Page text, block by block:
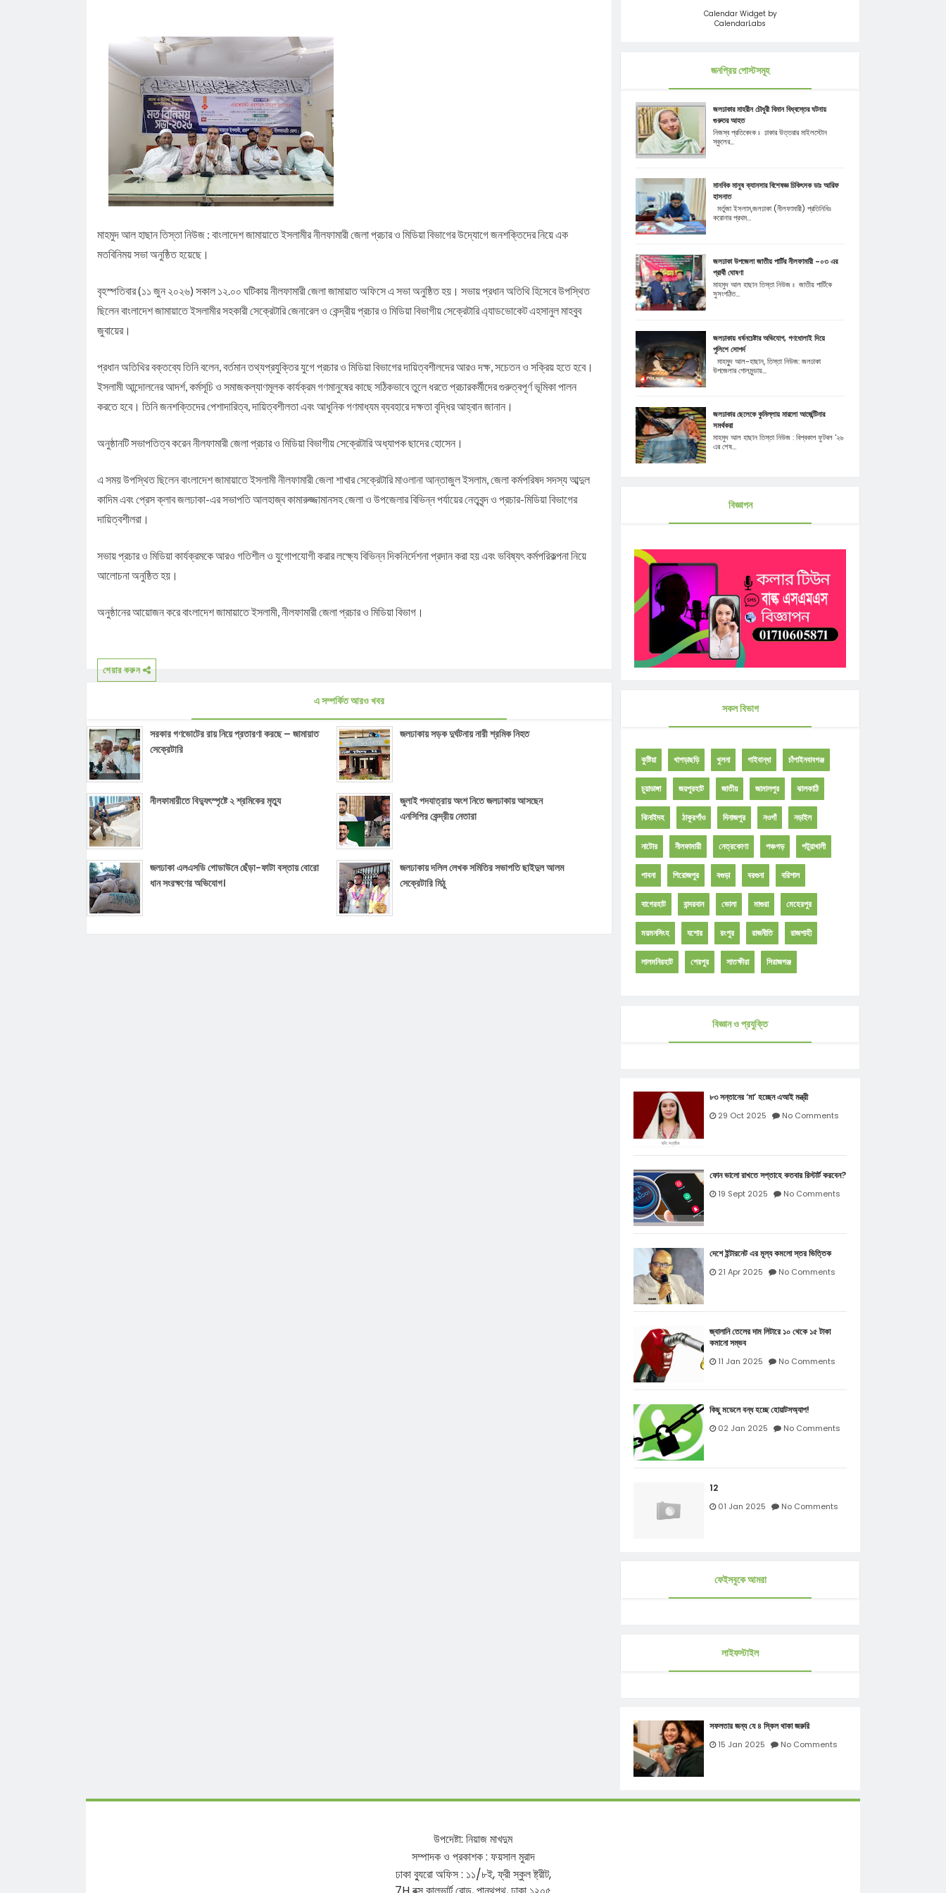
পা ভেঙে দেওয়া হবে
আগস্ট মাসের জন্য জ্বালানি তেলের দাম নির্ধারণ করলো সরকার
জলঢাকায় স্কুলছাত্রীর রহস্যজনক মৃত্যু
নবম পে স্কেল সরকারি কর্মকর্তা-কর্মচারীদের সুখবর দিলেন অর্থমন্ত্রী
কাজিদের আয় ১৪৪০ কোটি, সরকারের কোষাগারে নেই ১ শতাংশও
রাষ্ট্রপতি নির্বাচনে অংশ নেবে জামায়াত
রাষ্ট্রপতি নির্বাচনে জামায়াত প্রার্থী দেবে কিনা, জানা গেল
মাহমুদ আল হাছান তিস্তা নিউজ : বাংলাদেশ জামায়াতে ইসলামীর নীলফামারী জেলা প্রচার ও মিডিয়া বিভাগের উদ্যোগে জনশক্তিদের নিয়ে এক
মতবিনিময় সভা অনুষ্ঠিত হয়েছে।
বৃহস্পতিবার (১১ জুন ২০২৬) সকাল ১২.০০ ঘটিকায় নীলফামারী জেলা জামায়াত অফিসে এ সভা অনুষ্ঠিত হয়। সভায় প্রধান অতিথি হিসেবে উপস্থিত
ছিলেন বাংলাদেশ জামায়াতে ইসলামীর সহকারী সেক্রেটারি জেনারেল ও কেন্দ্রীয় প্রচার ও মিডিয়া বিভাগীয় সেক্রেটারি এ্যাডভোকেট এহসানুল মাহবুব
জুবায়ের।
প্রধান অতিথির বক্তব্যে তিনি বলেন, বর্তমান তথ্যপ্রযুক্তির যুগে প্রচার ও মিডিয়া বিভাগের দায়িত্বশীলদের আরও দক্ষ, সচেতন ও সক্রিয় হতে হবে।
ইসলামী আন্দোলনের আদর্শ, কর্মসূচি ও সমাজকল্যাণমূলক কার্যক্রম গণমানুষের কাছে সঠিকভাবে তুলে ধরতে প্রচারকর্মীদের গুরুত্বপূর্ণ ভূমিকা পালন
করতে হবে। তিনি জনশক্তিদের পেশাদারিত্ব, দায়িত্বশীলতা এবং আধুনিক গণমাধ্যম ব্যবহারে দক্ষতা বৃদ্ধির আহ্বান জানান।
অনুষ্ঠানটি সভাপতিত্ব করেন নীলফামারী জেলা প্রচার ও মিডিয়া বিভাগীয় সেক্রেটারি অধ্যাপক ছাদের হোসেন।
এ সময় উপস্থিত ছিলেন বাংলাদেশ জামায়াতে ইসলামী নীলফামারী জেলা শাখার সেক্রেটারি মাওলানা আন্তাজুল ইসলাম, জেলা কর্মপরিষদ সদস্য আব্দুল
কাদিম এবং প্রেস ক্লাব জলঢাকা-এর সভাপতি আলহাজ্ব কামারুজ্জামানসহ জেলা ও উপজেলার বিভিন্ন পর্যায়ের নেতৃবৃন্দ ও প্রচার-মিডিয়া বিভাগের
দায়িত্বশীলরা।
সভায় প্রচার ও মিডিয়া কার্যক্রমকে আরও গতিশীল ও যুগোপযোগী করার লক্ষ্যে বিভিন্ন দিকনির্দেশনা প্রদান করা হয় এবং ভবিষ্যৎ কর্মপরিকল্পনা নিয়ে
আলোচনা অনুষ্ঠিত হয়।
অনুষ্ঠানের আয়োজন করে বাংলাদেশ জামায়াতে ইসলামী, নীলফামারী জেলা প্রচার ও মিডিয়া বিভাগ।
শেয়ার করুন
এ সম্পর্কিত আরও খবর
সরকার গণভোটের রায় নিয়ে প্রতারণা করছে – জামায়াত
সেক্রেটারি
জলঢাকায় সড়ক দুর্ঘটনায় নারী শ্রমিক নিহত
নীলফামারীতে বিদ্যুৎস্পৃষ্টে ২ শ্রমিকের মৃত্যু
জুলাই পদযাত্রায় অংশ নিতে জলঢাকায় আসছেন
এনসিপির কেন্দ্রীয় নেতারা
জলঢাকা এলএসডি গোডাউনে ছেঁড়া-ফাটা বস্তায় বোরো
ধান সংরক্ষণের অভিযোগ।
জলঢাকায় দলিল লেখক সমিতির সভাপতি ছাইদুল আলম
সেক্রেটারি মিঠু
Calendar Widget by
CalendarLabs
জনপ্রিয় পোস্টসমূহ
জলঢাকার মাহরীন চৌধুরী বিমান বিধ্বস্তের ঘটনায়
গুরুতর আহত
নিজস্ব প্রতিবেদক ঃ ঢাকার উত্তরার মাইলস্টোন
স্কুলের...
মানবিক মানুষ ক্যানসার বিশেষজ্ঞ চিকিৎসক ডাঃ আরিফ
হাসনাত
মর্তুজা ইসলাম,জলঢাকা (নীলফামারী) প্রতিনিধিঃ
করোনার প্রথম...
জলঢাকা উপজেলা জাতীয় পার্টির নীলফামারী -০৩ এর
প্রার্থী ঘোষণা
মাহমুদ আল হাছান তিস্তা নিউজ ঃ জাতীয় পার্টিকে
সুসংগঠিত...
জলঢাকায় ধর্ষনচেষ্টার অভিযোগ, গণধোলাই দিয়ে
পুলিশে সোপর্দ
মাহমুূদ আল-হাছান, তিস্তা নিউজ: জলঢাকা
উপজেলার গোলমুন্ডায়...
জলঢাকার ছেলেকে কুমিল্লায় মারলো আর্জেন্টিনার
সমর্থকরা
মাহমুদ আল হাছান তিস্তা নিউজ : বিশ্বকাপ ফুটবল '২৬
এর শেষ...
বিজ্ঞাপন
সকল বিভাগ
কুষ্টিয়া খাগড়াছড়ি খুলনা গাইবান্ধা চাঁপাইনবাবগঞ্জ
চুয়াডাঙ্গা জয়পুরহাট জাতীয় জামালপুর ঝালকাঠি
ঝিনাইদহ ঠাকুরগাঁও দিনাজপুর নওগাঁ নড়াইল
নাটোর নীলফামারী নেত্রকোণা পঞ্চগড় পটুয়াখালী
পাবনা পিরোজপুর বগুড়া বরগুনা বরিশাল
বাগেরহাট বান্দরবান ভোলা মাগুরা মেহেরপুর
ময়মনসিংহ যশোর রংপুর রাজনীতি রাজশাহী
লালমনিরহাট শেরপুর সাতক্ষীরা সিরাজগঞ্জ
বিজ্ঞান ও প্রযুক্তি
৮৩ সন্তানের ‘মা’ হচ্ছেন এআই মন্ত্রী
29 Oct 2025 No Comments
ফোন ভালো রাখতে সপ্তাহে কতবার রিস্টার্ট করবেন?
19 Sept 2025 No Comments
দেশে ইন্টারনেট এর মূল্য কমলো স্তর ভিত্তিক
21 Apr 2025 No Comments
জ্বালানি তেলের দাম লিটারে ১০ থেকে ১৫ টাকা
কমানো সম্ভব
11 Jan 2025 No Comments
কিছু মডেলে বন্ধ হচ্ছে হোয়াটসঅ্যাপ!
02 Jan 2025 No Comments
12
01 Jan 2025 No Comments
ফেইসবুকে আমরা
লাইফস্টাইল
সফলতার জন্য যে ৪ স্কিল থাকা জরুরি
15 Jan 2025 No Comments
উপদেষ্টা: নিয়াজমাখদুম
সম্পাদকও প্রকাশক: ফয়সালমুরাদ
ঢাকাব্যুরোঅফিস: ১১/৮ই,ফ্রীস্কুলষ্ট্রীট,